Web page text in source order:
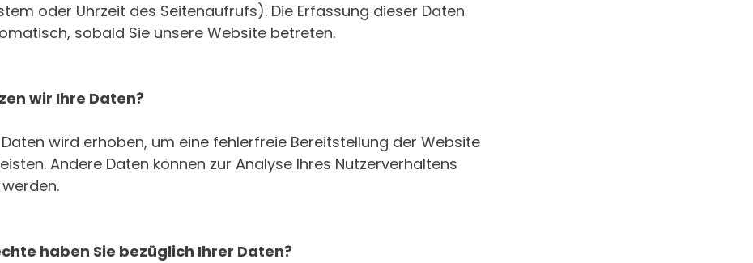
oder Uhrzeit des Seitenaufrufs). Die Erfassung dieser Daten
sobald Sie unsere Website betreten.
wir Ihre Daten?
Daten wird erhoben, um eine fehlerfreie Bereitstellung der Website
Andere Daten können zur Analyse Ihres Nutzerverhaltens
haben Sie bezüglich Ihrer Daten?